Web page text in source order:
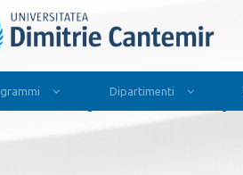
Dipartimenti